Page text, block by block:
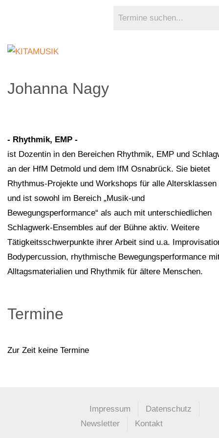
Johanna Nagy
- Rhythmik, EMP -
ist Dozentin in den Bereichen Rhythmik, EMP und
an der HfM Detmold und dem IfM Osnabrück. Sie bietet
Rhythmus-Projekte und Workshops für alle Altersklassen
und ist sowohl im Bereich „Musik-und
Bewegungsperformance“ als auch mit unterschiedlichen
Schlagwerk-Ensembles auf der Bühne aktiv. Weitere
Tätigkeitsschwerpunkte ihrer Arbeit sind u.a.
Bodypercussion, rhythmische Bewegungsperformance
Alltagsmaterialien und Rhythmik für ältere Menschen.
Termine
Zur Zeit keine Termine
Impressum
Datenschutz
Newsletter
Kontakt